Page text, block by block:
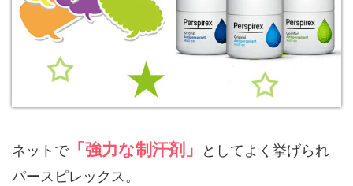
ネットで「強力な制汗剤」
としてよく挙げられ
パースピレックス。